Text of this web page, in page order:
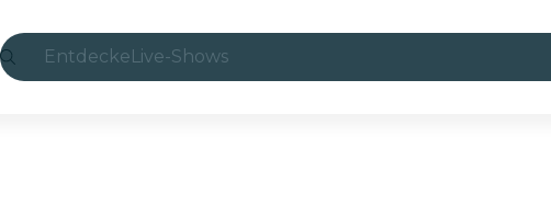
EntdeckeLive-Shows